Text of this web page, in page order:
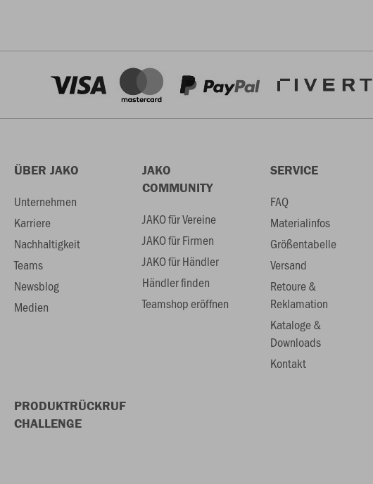
ÜBER JAKO
Unternehmen
Karriere
Nachhaltigkeit
Teams
Newsblog
Medien
JAKO
COMMUNITY
JAKO für Vereine
JAKO für Firmen
JAKO für Händler
Händler finden
Teamshop eröffnen
SERVICE
FAQ
Materialinfos
Größentabelle
Versand
Retoure &
Reklamation
Kataloge &
Downloads
Kontakt
PRODUKTRÜCKRUF
CHALLENGE